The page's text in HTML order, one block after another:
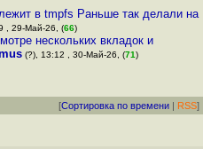
в tmpfs Раньше так делали на
, 29-Май-26, (66)
нескольких вкладок и
(?), 13:12 , 30-Май-26, (71)
[Сортировка по времени | RSS]